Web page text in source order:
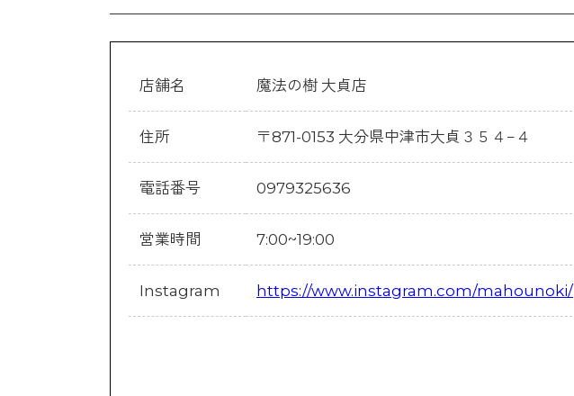
店舗名 魔法の樹 大貞店
住所 〒871-0153 大分県中津市大貞３５４−４
電話番号 0979325636
営業時間 7:00~19:00
Instagram https://www.instagram.com/mahounoki/